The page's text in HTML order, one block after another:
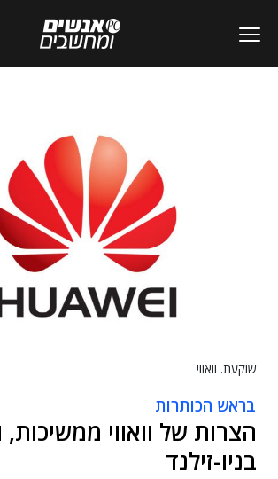
שוקעת. וואווי
בראש הכותרות
הצרות של וואווי
בניו-זילנד